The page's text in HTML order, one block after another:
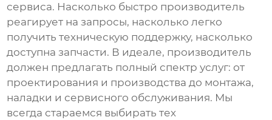
сервиса. Насколько быстро производитель
реагирует на запросы, насколько легко
получить техническую поддержку, насколько
доступна запчасти. В идеале, производитель
должен предлагать полный спектр услуг: от
проектирования и производства до монтажа,
наладки и сервисного обслуживания. Мы
всегда стараемся выбирать тех